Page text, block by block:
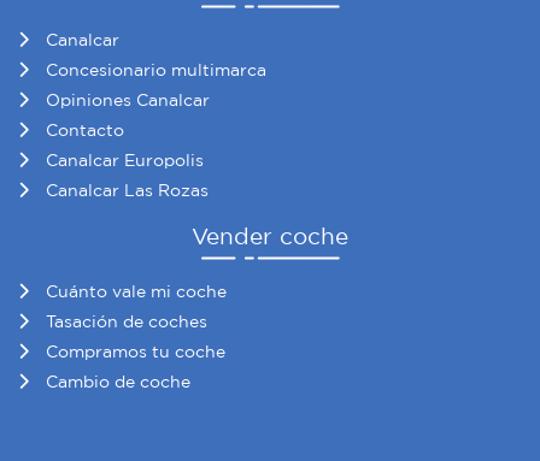
Canalcar
Concesionario multimarca
Opiniones Canalcar
Contacto
Canalcar Europolis
Canalcar Las Rozas
Vender coche
Cuánto vale mi coche
Tasación de coches
Compramos tu coche
Cambio de coche